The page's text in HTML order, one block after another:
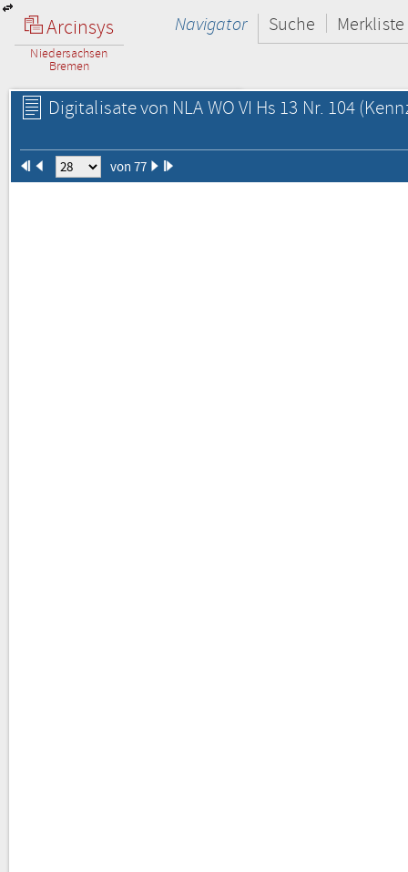
Arcinsys
Niedersachsen
Bremen
Navigator Suche Merkliste
Digitalisate von NLA WO VI Hs 13 Nr. 104
von 77